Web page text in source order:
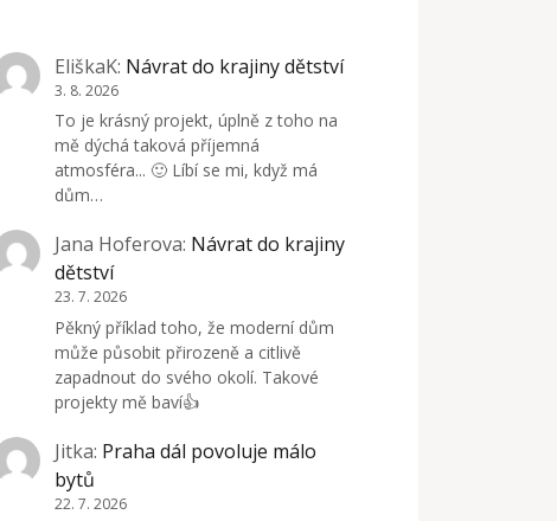
EliškaK: Návrat do krajiny dětství
3. 8. 2026
To je krásný projekt, úplně z toho na
mě dýchá taková příjemná
atmosféra... 🙂 Líbí se mi, když má
dům…
Jana Hoferova: Návrat do krajiny
dětství
23. 7. 2026
Pěkný příklad toho, že moderní dům
může působit přirozeně a citlivě
zapadnout do svého okolí. Takové
projekty mě baví👍
Jitka: Praha dál povoluje málo
bytů
22. 7. 2026